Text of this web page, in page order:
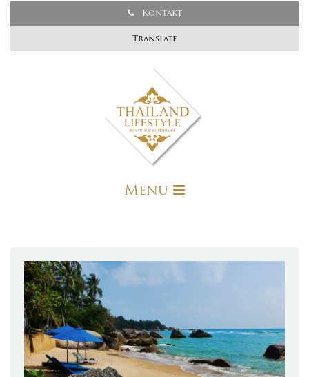
Kontakt
Translate
Menu